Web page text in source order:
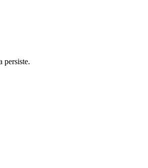
persiste.